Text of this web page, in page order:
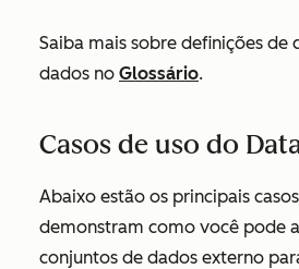
Saiba mais sobre definições de
dados no Glossário.
Casos de uso do
Abaixo estão os principais
demonstram como você pode
conjuntos de dados externo